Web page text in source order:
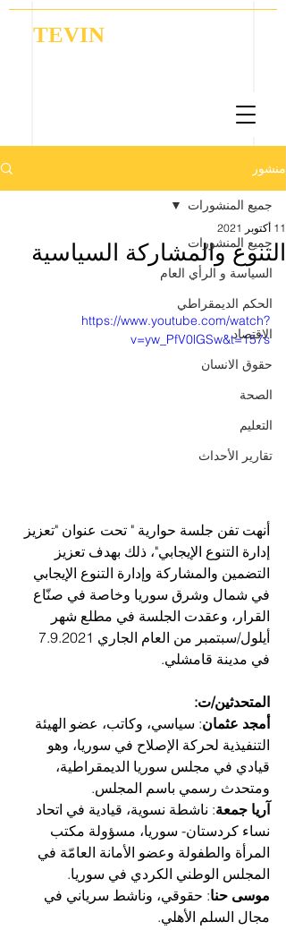
TEVIN
منشور
جميع المنشورات
السياسة و الرأي العام
الحكم الديمقراطي
الاقتصاد
حقوق الانسان
الصحة
التعليم
تقارير الأحداث
جميع المنشورات
التنوع والمشاركة السياسية
11 أكتوبر 2021
https://www.youtube.com/watch?
v=yw_PfV0lGSw&t=157s
أنهت تفن جلسة حوارية " تحت عنوان "تعزيز
إدارة التنوع الإيجابي"، ذلك بهدف تعزيز
التضمين والمشاركة وإدارة التنوع الإيجابي
في شمال وشرق سوريا وخاصة في صنّاع
القرار، وعقدت الجلسة في مطلع شهر
في مدينة قامشلي.
المتحدثين/ت:
أمجد عثمان: سياسي، وكاتب، عضو الهيئة
التنفيذية لحركة الإصلاح في سوريا، وهو
قيادي في مجلس سوريا الديمقراطية،
ومتحدث رسمي باسم المجلس.
آريا جمعة: ناشطة نسوية، قيادية في اتحاد
نساء كردستان- سوريا، مسؤولة مكتب
المرأة والطفولة وعضو الأمانة العامّة في
المجلس الوطني الكردي في سوريا.
موسى حنا: حقوقي، وناشط سرياني في
مجال السلم الأهلي.